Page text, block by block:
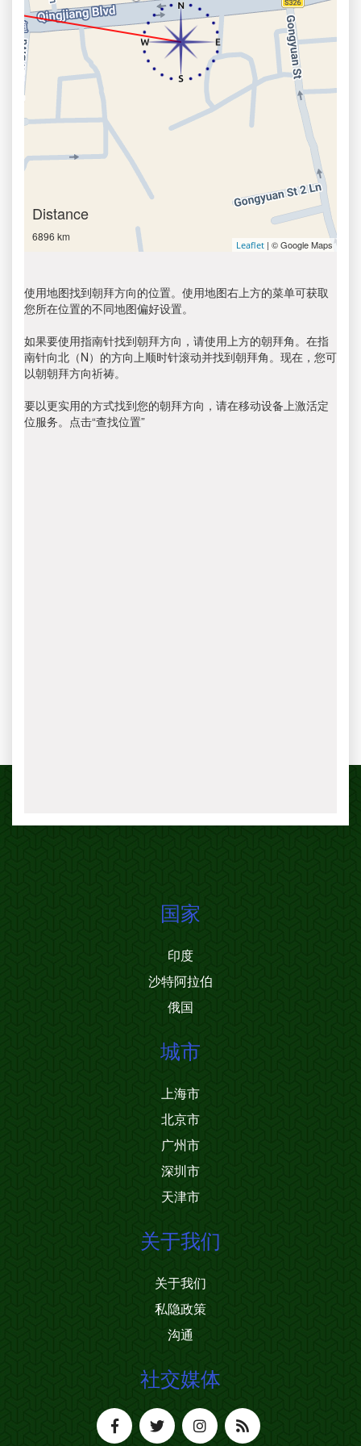
Distance
6896 km
Leaflet | © Google Maps
使用地图找到朝拜方向的位置。使用地图右上方的菜单可获取
您所在位置的不同地图偏好设置。
如果要使用指南针找到朝拜方向，请使用上方的朝拜角。在指
南针向北（N）的方向上顺时针滚动并找到朝拜角。现在，您可
以朝朝拜方向祈祷。
要以更实用的方式找到您的朝拜方向，请在移动设备上激活定
位服务。点击“查找位置”
国家
印度
沙特阿拉伯
俄国
城市
上海市
北京市
广州市
深圳市
天津市
关于我们
关于我们
私隐政策
沟通
社交媒体